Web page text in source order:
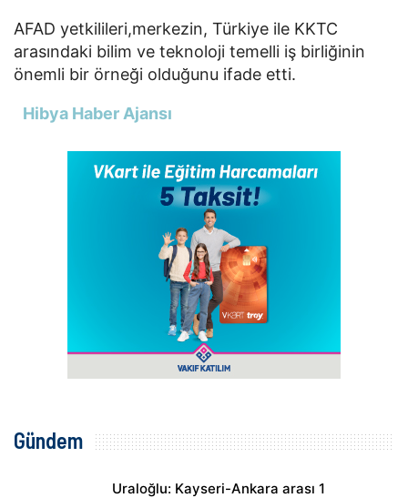
AFAD yetkilileri,merkezin, Türkiye ile KKTC
arasındaki bilim ve teknoloji temelli iş birliğinin
önemli bir örneği olduğunu ifade etti.
Hibya Haber Ajansı
Gündem
Uraloğlu: Kayseri-Ankara arası 1